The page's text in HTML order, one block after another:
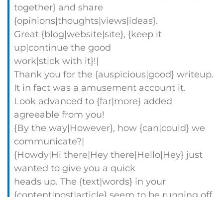
together} and share
{opinions|thoughts|views|ideas}.
Great {blog|website|site}, {keep it
up|continue the good
work|stick with it}!|
Thank you for the {auspicious|good} writeup.
It in fact was a amusement account it.
Look advanced to {far|more} added
agreeable from you!
{By the way|However}, how {can|could} we
communicate?|
{Howdy|Hi there|Hey there|Hello|Hey} just
wanted to give you a quick
heads up. The {text|words} in your